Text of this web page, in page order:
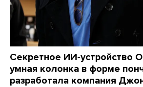
Секретное ИИ-устройство
умная колонка в форме
разработала компания